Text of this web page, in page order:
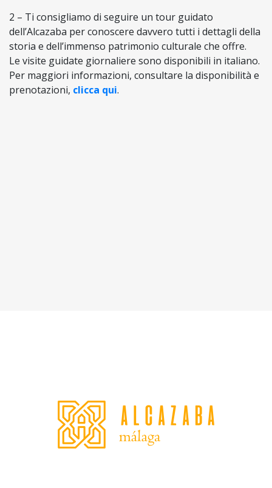
2 – Ti consigliamo di seguire un tour guidato
dell’Alcazaba per conoscere davvero tutti i dettagli della
storia e dell’immenso patrimonio culturale che offre.
Le visite guidate giornaliere sono disponibili in italiano.
Per maggiori informazioni, consultare la disponibilità e
prenotazioni, clicca qui.